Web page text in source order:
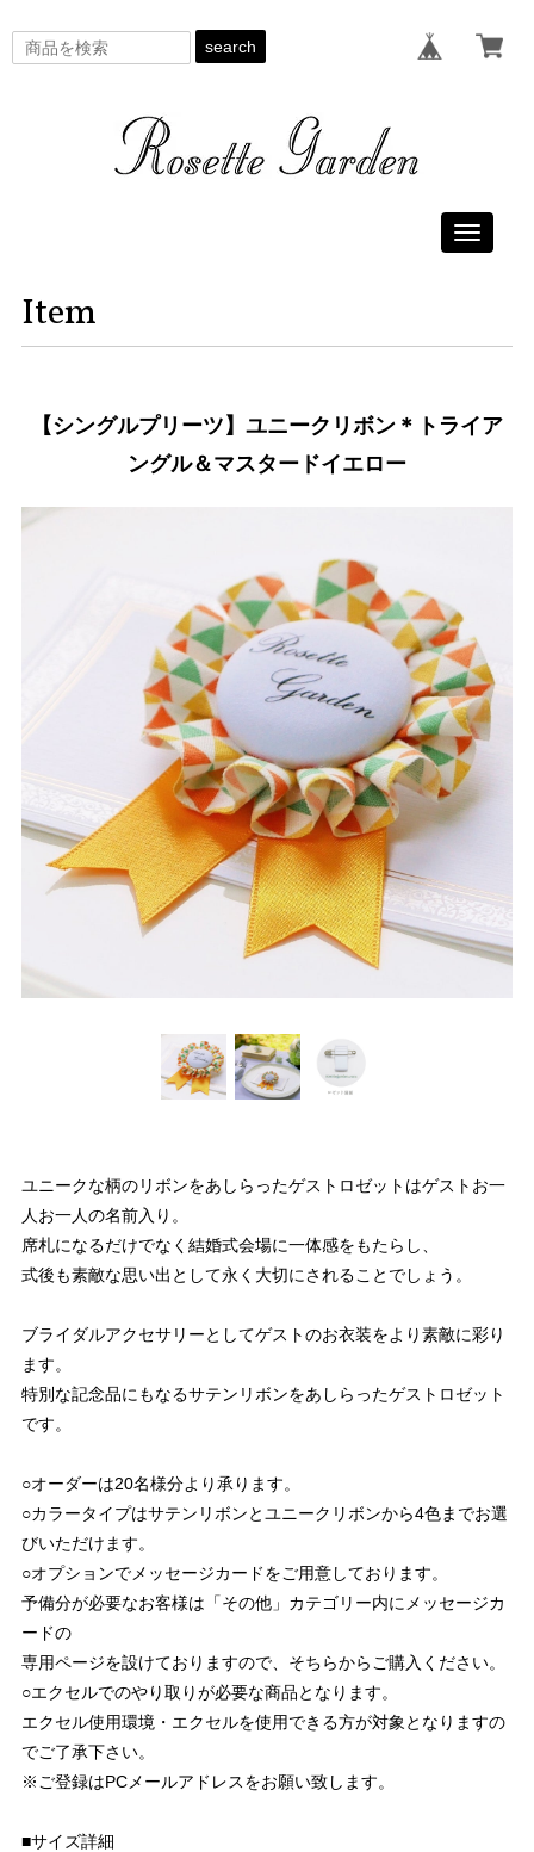
search
Toggle
Item
【シングルプリーツ】ユニークリボン＊トライア
ングル＆マスタードイエロー
ユニークな柄のリボンをあしらったゲストロゼットはゲストお一
人お一人の名前入り。
席札になるだけでなく結婚式会場に一体感をもたらし、
式後も素敵な思い出として永く大切にされることでしょう。
ブライダルアクセサリーとしてゲストのお衣装をより素敵に彩り
ます。
特別な記念品にもなるサテンリボンをあしらったゲストロゼット
です。
○オーダーは20名様分より承ります。
○カラータイプはサテンリボンとユニークリボンから4色までお選
びいただけます。
○オプションでメッセージカードをご用意しております。
予備分が必要なお客様は「その他」カテゴリー内にメッセージカ
ードの
専用ページを設けておりますので、そちらからご購入ください。
○エクセルでのやり取りが必要な商品となります。
エクセル使用環境・エクセルを使用できる方が対象となりますの
でご了承下さい。
※ご登録はPCメールアドレスをお願い致します。
■サイズ詳細